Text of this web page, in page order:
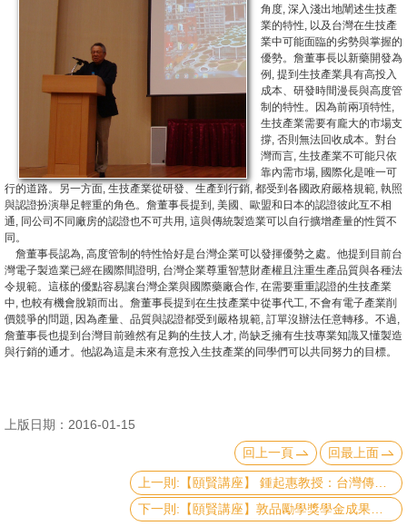
息
公
告
國
際
化
高
耕
角度, 深入淺出地闡述生技產
業的特性, 以及台灣在生技產
業中可能面臨的劣勢與掌握的
優勢。詹董事長以新藥開發為
例, 提到生技產業具有高投入
成本、研發時間漫長與高度管
制的特性。因為前兩項特性,
生技產業需要有龐大的市場支
撐, 否則無法回收成本。對台
灣而言, 生技產業不可能只依
靠內需市場, 國際化是唯一可
行的道路。另一方面, 生技產業從研發、生產到行銷, 都受到各國政府嚴格規範, 執照
與認證扮演舉足輕重的角色。詹董事長提到, 美國、歐盟和日本的認證彼此互不相
通, 同公司不同廠房的認證也不可共用, 這與傳統製造業可以自行擴增產量的性質不
同。
詹董事長認為, 高度管制的特性恰好是台灣企業可以發揮優勢之處。他提到目前台
灣電子製造業已經在國際間證明, 台灣企業尊重智慧財產權且注重生產品質與各種法
令規範。這樣的優點容易讓台灣企業與國際藥廠合作, 在需要重重認證的生技產業
中, 也較有機會脫穎而出。詹董事長提到在生技產業中從事代工, 不會有電子產業削
價競爭的問題, 因為產量、品質與認證都受到嚴格規範, 訂單沒辦法任意轉移。不過,
詹董事長也提到台灣目前雖然有足夠的生技人才, 尚缺乏擁有生技專業知識又懂製造
與行銷的通才。他認為這是未來有意投入生技產業的同學們可以共同努力的目標。
上版日期：2016-01-15
回上一頁
回最上面
上一則:【頤賢講座】 鍾起惠教授：台灣傳播媒體的現況與未來 -2016.02.25